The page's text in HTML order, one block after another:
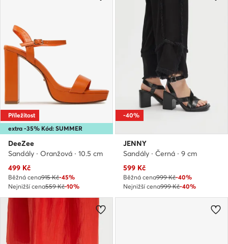
extra -35% Kód: SUMMER
Příležitost
DeeZee
Sandály · Oranžová · 10.5 cm
Aktuální cena
499 Kč
Běžná cena915 Kč-45%
Nejnižší cena559 Kč-10%
-40%
JENNY
Sandály · Černá · 9 cm
Aktuální cena
599 Kč
Běžná cena999 Kč-40%
Nejnižší cena999 Kč-40%